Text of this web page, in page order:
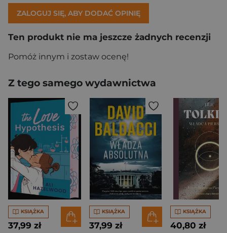
ZALOGUJ SIĘ, ABY DODAĆ OPINIĘ
Ten produkt nie ma jeszcze żadnych recenzji
Pomóż innym i zostaw ocenę!
Z tego samego wydawnictwa
KSIĄŻKA
37,99 zł
KSIĄŻKA
37,99 zł
KSIĄŻKA
40,80 zł